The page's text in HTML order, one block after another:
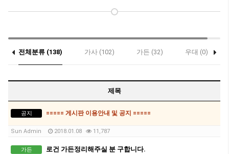
전체분류 (138) 가사 (102) 가든 (32) 우대 (0)
제목
공지 ===== 게시판 이용안내 및 공지 =====
Sun Admin 2018.01.08 11,787
가든 로건 가든정리해주실 분 구합니다.